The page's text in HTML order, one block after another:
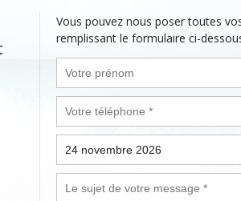
Vous pouvez nous poser toutes
remplissant le formulaire ci-